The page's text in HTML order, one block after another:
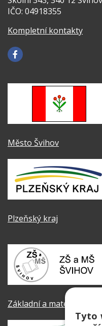
IČO: 04918355
Kompletní kontakty
Město Švihov
Plzeňský kraj
Základní a mateřská
Tyto